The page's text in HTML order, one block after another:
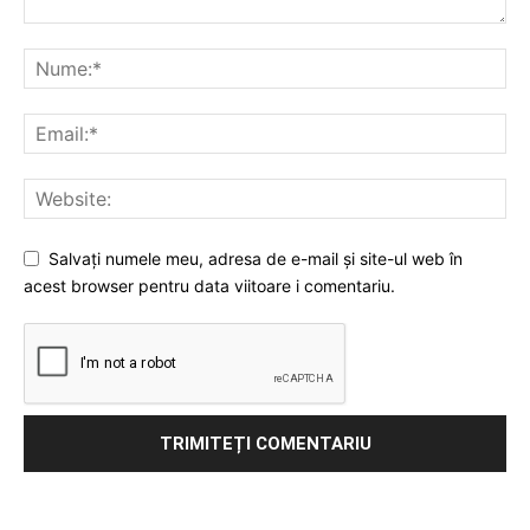
Salvați numele meu, adresa de e-mail și site-ul web în
acest browser pentru data viitoare i comentariu.